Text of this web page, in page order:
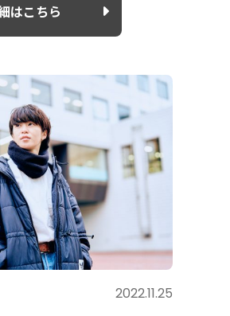
はこちら
2022.11.25